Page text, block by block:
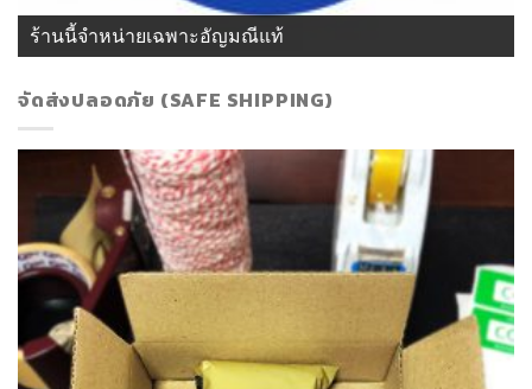
ร้านนี้จำหน่ายเฉพาะอัญมณีแท้
จัดส่งปลอดภัย (SAFE SHIPPING)